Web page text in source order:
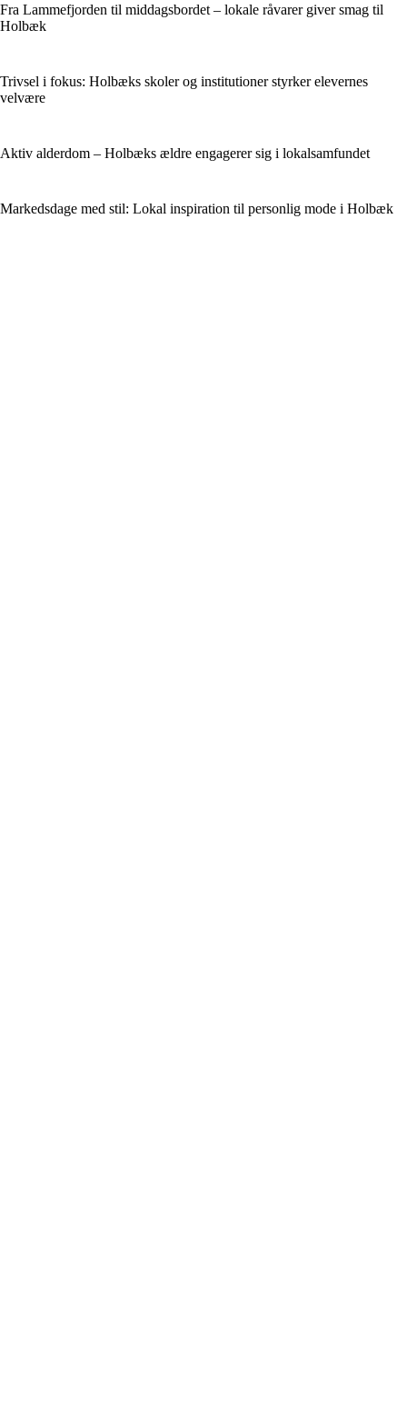
Fra Lammefjorden til middagsbordet – lokale råvarer giver smag til
Holbæk
Trivsel i fokus: Holbæks skoler og institutioner styrker elevernes
velvære
Aktiv alderdom – Holbæks ældre engagerer sig i lokalsamfundet
Markedsdage med stil: Lokal inspiration til personlig mode i Holbæk